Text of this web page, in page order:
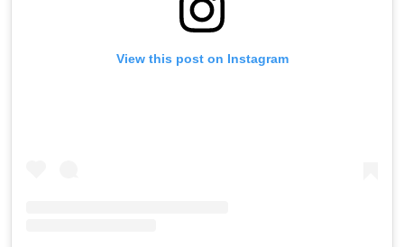
View this post on Instagram